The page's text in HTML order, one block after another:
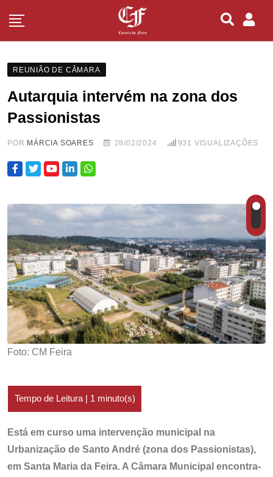
REUNIÃO DE CÂMARA
Autarquia intervém na zona dos
Passionistas
POR MÁRCIA SOARES 28/02/2024 931 VISUALIZAÇÕES
Foto: CM Feira
Está em curso uma intervenção municipal na
Urbanização de Santo André (zona dos Passionistas),
em Santa Maria da Feira. A Câmara Municipal encontra-